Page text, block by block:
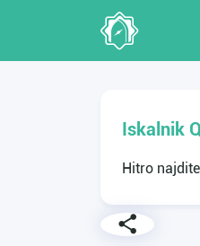
Iskalnik
Hitro